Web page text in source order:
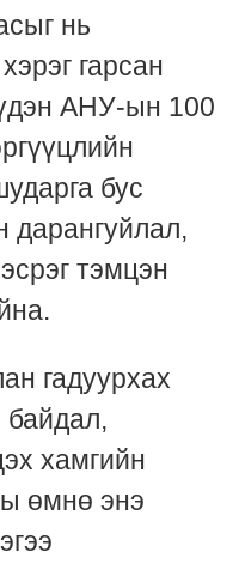
нь
гарсан
АНУ-ын 100
бус
дарангуйлал,
тэмцэн
гадуурхах
байдал,
хамгийн
өмнө энэ